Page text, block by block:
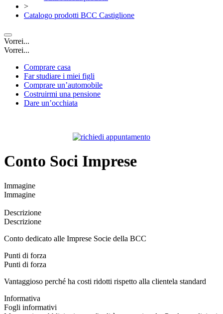
>
Catalogo prodotti BCC Castiglione
Vorrei...
Vorrei...
Comprare casa
Far studiare i miei figli
Comprare un’automobile
Costruirmi una pensione
Dare un’occhiata
Conto Soci Imprese
Immagine
Immagine
Descrizione
Descrizione
Conto dedicato alle Imprese Socie della BCC
Punti di forza
Punti di forza
Vantaggioso perché ha costi ridotti rispetto alla clientela standard
Informativa
Fogli informativi